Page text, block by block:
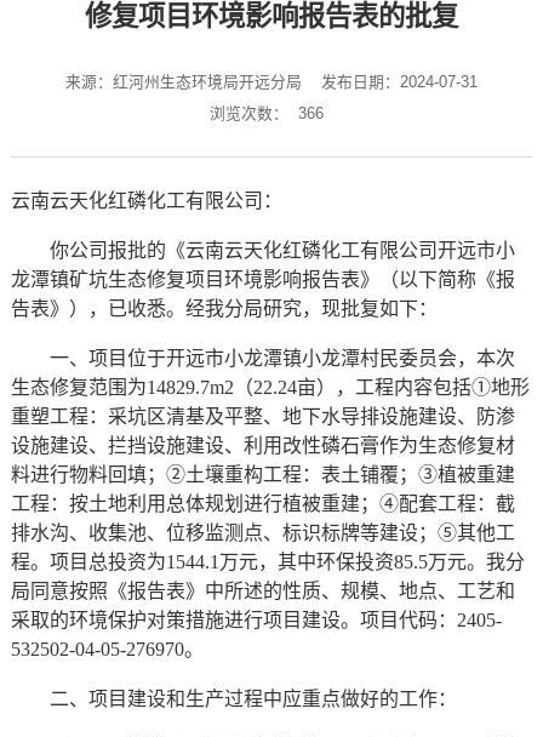
修复项目环境影响报告表的批复
来源：红河州生态环境局开远分局
发布日期：2024-07-31
浏览次数：
366
云南云天化红磷化工有限公司：
你公司报批的《云南云天化红磷化工有限公司开远市小
龙潭镇矿坑生态修复项目环境影响报告表》（以下简称《报
告表》），已收悉。经我分局研究，现批复如下：
一、项目位于开远市小龙潭镇小龙潭村民委员会，本次
生态修复范围为14829.7m2（22.24亩），工程内容包括①地形
重塑工程：采坑区清基及平整、地下水导排设施建设、防渗
设施建设、拦挡设施建设、利用改性磷石膏作为生态修复材
料进行物料回填；②土壤重构工程：表土铺覆；③植被重建
工程：按土地利用总体规划进行植被重建；④配套工程：截
排水沟、收集池、位移监测点、标识标牌等建设；⑤其他工
程。项目总投资为1544.1万元，其中环保投资85.5万元。我分
局同意按照《报告表》中所述的性质、规模、地点、工艺和
采取的环境保护对策措施进行项目建设。项目代码：2405-
532502-04-05-276970。
二、项目建设和生产过程中应重点做好的工作：